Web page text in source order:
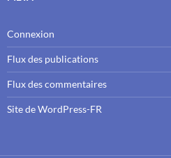
Connexion
Flux des publications
Flux des commentaires
Site de WordPress-FR